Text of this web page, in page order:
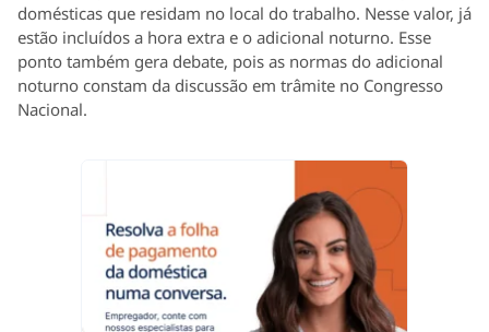
domésticas que residam no local do trabalho. Nesse valor, já
estão incluídos a hora extra e o adicional noturno. Esse
ponto também gera debate, pois as normas do adicional
noturno constam da discussão em trâmite no Congresso
Nacional.